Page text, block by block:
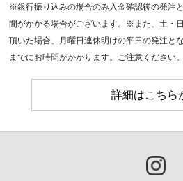
※銀行振り込みの場合のみ入金確認後の発注
間がかかる場合がございます。※また、土・
頂いた場合、月曜日連休明けの平日の発注と
までにお時間がかかります。ご注意ください。
詳細はこちら